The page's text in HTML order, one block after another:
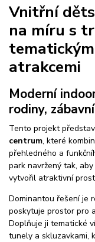
Vnitřní
na míru s
atrakcemi
Moderní
rodiny,
Tento projekt
centrum, které
přehledného a
park navržený tak,
vytvořil atraktivní
Dominantou řešení je
poskytuje prostor pro
Doplňuje ji tematické
tunely a skluzavkami,